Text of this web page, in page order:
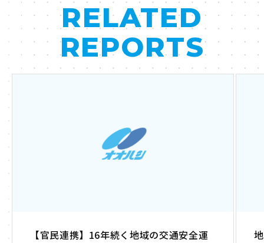
RELATED
REPORTS
【官民連携】16年続く地域の交通安全運